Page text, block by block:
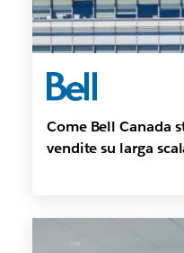
Come Bell Canada
vendite su larga